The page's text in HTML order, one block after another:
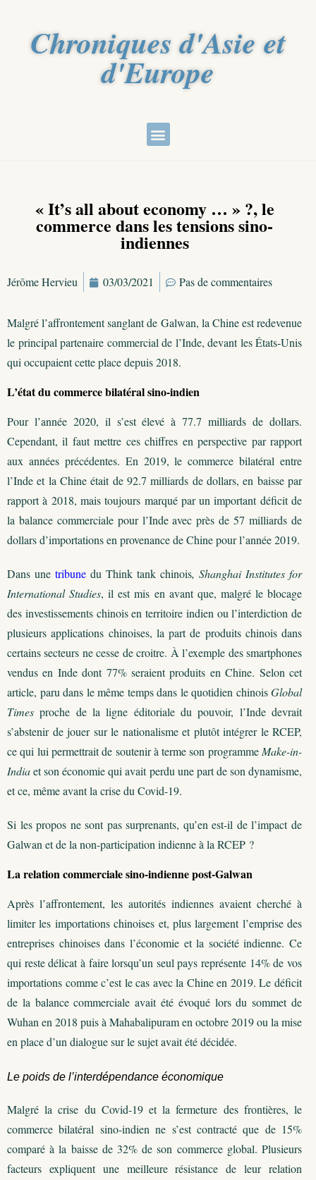
Chroniques d'Asie et
d'Europe
« It’s all about economy … » ?, le
commerce dans les tensions sino-
indiennes
Jérôme Hervieu 03/03/2021 Pas de commentaires
Malgré l’affrontement sanglant de Galwan, la Chine est redevenue
le principal partenaire commercial de l’Inde, devant les États-Unis
qui occupaient cette place depuis 2018.
L’état du commerce bilatéral sino-indien
Pour l’année 2020, il s’est élevé à 77.7 milliards de dollars.
Cependant, il faut mettre ces chiffres en perspective par rapport
aux années précédentes. En 2019, le commerce bilatéral entre
l’Inde et la Chine était de 92.7 milliards de dollars, en baisse par
rapport à 2018, mais toujours marqué par un important déficit de
la balance commerciale pour l’Inde avec près de 57 milliards de
dollars d’importations en provenance de Chine pour l’année 2019.
Dans une tribune du Think tank chinois, Shanghai Institutes for
International Studies, il est mis en avant que, malgré le blocage
des investissements chinois en territoire indien ou l’interdiction de
plusieurs applications chinoises, la part de produits chinois dans
certains secteurs ne cesse de croitre. À l’exemple des smartphones
vendus en Inde dont 77% seraient produits en Chine. Selon cet
article, paru dans le même temps dans le quotidien chinoisGlobal
Times proche de la ligne éditoriale du pouvoir, l’Inde devrait
s’abstenir de jouer sur le nationalisme et plutôt intégrer le RCEP,
ce qui lui permettrait de soutenir à terme son programme Make-in-
Indiaet son économie qui avait perdu une part de son dynamisme,
et ce, même avant la crise du Covid-19.
Si les propos ne sont pas surprenants, qu’en est-il de l’impact de
Galwan et de la non-participation indienne à la RCEP ?
La relation commerciale sino-indienne post-Galwan
Après l’affrontement, les autorités indiennes avaient cherché à
limiter les importations chinoises et, plus largement l’emprise des
entreprises chinoises dans l’économie et la société indienne. Ce
qui reste délicat à faire lorsqu’un seul pays représente 14% de vos
importations comme c’est le cas avec la Chine en 2019. Le déficit
de la balance commerciale avait été évoqué lors du sommet de
Wuhan en 2018 puis à Mahabalipuram en octobre 2019 ou la mise
en place d’un dialogue sur le sujet avait été décidée.
Le poids de l’interdépendance économique
Malgré la crise du Covid-19 et la fermeture des frontières, le
commerce bilatéral sino-indien ne s’est contracté que de 15%
comparé à la baisse de 32% de son commerce global. Plusieurs
facteurs expliquent une meilleure résistance de leur relation